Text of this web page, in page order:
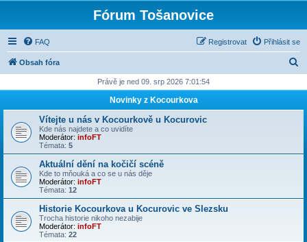
Fórum Tošanovice
FAQ Přihlásit se
Registrovat
Obsah fóra
d
Právě je ned 09. srp 2026 7:01:54
Novinky z Kocourkova
Vítejte u nás v Kocourkově u Kocurovic
Kde nás najdete a co uvidíte
Moderátor: infoFT
Témata: 5
Aktuální dění na kočičí scéně
Kde to mňouká a co se u nás děje
Moderátor: infoFT
Témata: 12
Historie Kocourkova u Kocurovic ve Slezsku
Trocha historie nikoho nezabije
Moderátor: infoFT
Témata: 22